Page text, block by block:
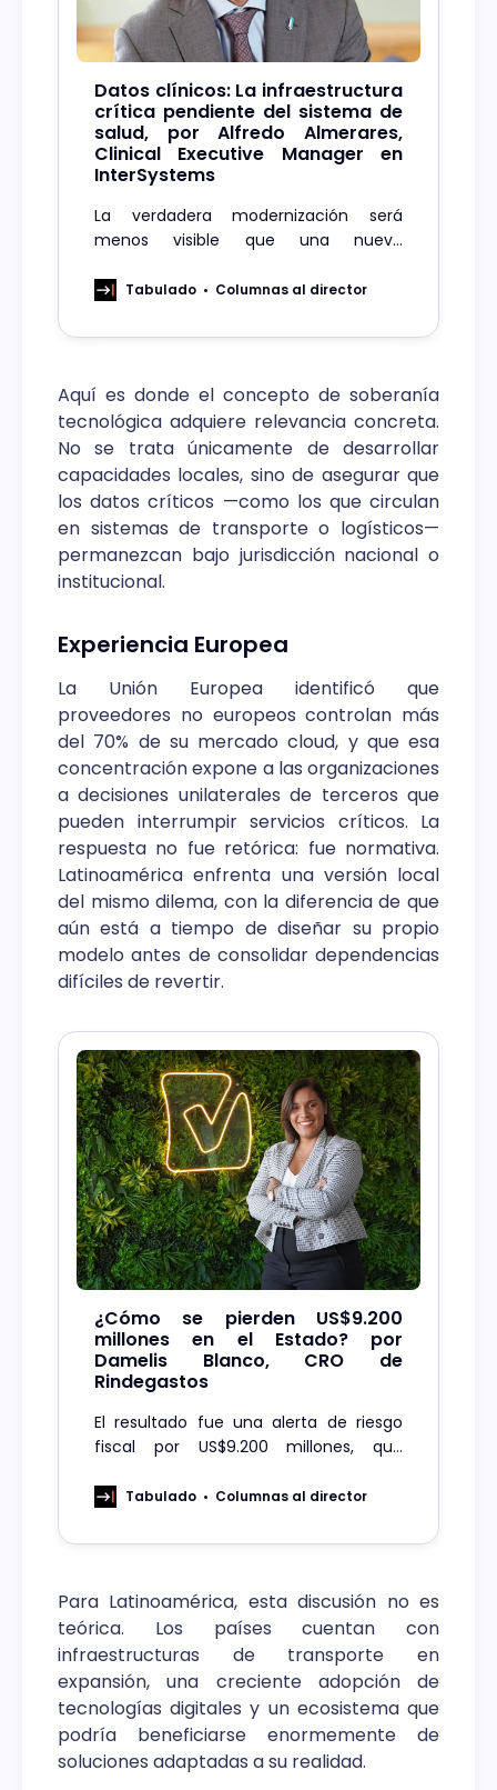
Datos clínicos: La infraestructura
crítica pendiente del sistema de
salud, por Alfredo Almerares,
Clinical Executive Manager en
InterSystems
La verdadera modernización será
menos visible que una nueva
convertir los datos en una
coordinar, anticipar y cuidar mejor.
Tabulado Columnas al director
Aquí es donde el concepto de soberanía
tecnológica adquiere relevancia concreta.
No se trata únicamente de desarrollar
capacidades locales, sino de asegurar que
los datos críticos —como los que circulan
en sistemas de transporte o logísticos—
permanezcan bajo jurisdicción nacional o
institucional.
Experiencia Europea
La Unión Europea identificó que
proveedores no europeos controlan más
del 70% de su mercado cloud, y que esa
concentración expone a las organizaciones
a decisiones unilaterales de terceros que
pueden interrumpir servicios críticos. La
respuesta no fue retórica: fue normativa.
Latinoamérica enfrenta una versión local
del mismo dilema, con la diferencia de que
aún está a tiempo de diseñar su propio
modelo antes de consolidar dependencias
difíciles de revertir.
¿Cómo se pierden US$9.200
millones en el Estado? por
Damelis Blanco, CRO de
Rindegastos
El resultado fue una alerta de riesgo
fiscal por US$9.200 millones, que
US$3.200 millones, compras repetidas
licencias médicas cuyos subsidios
no calzan con lo pagado.
Tabulado Columnas al director
Para Latinoamérica, esta discusión no es
teórica. Los países cuentan con
infraestructuras de transporte en
expansión, una creciente adopción de
tecnologías digitales y un ecosistema que
podría beneficiarse enormemente de
soluciones adaptadas a su realidad.